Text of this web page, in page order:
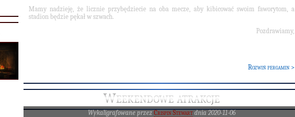
Mamy nadzieję, że licznie przybędziecie na oba mecze, aby kibicować swoim faworytom, a
stadion będzie pękał w szwach.
Pozdrawiamy,
Rozwiń pergamin >
Weekendowe atrakcje
Wykaligrafowane przezCrispin Stewartdnia 2020-11-06